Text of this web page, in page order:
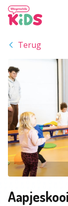
Terug